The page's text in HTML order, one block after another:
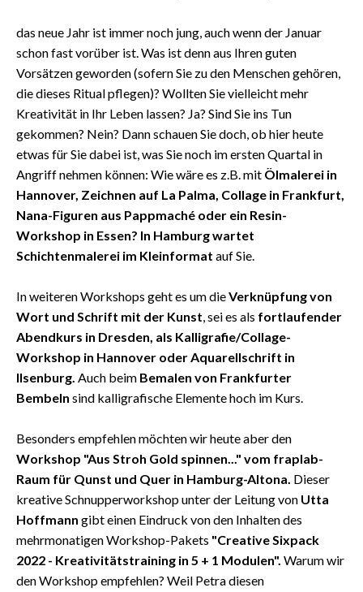
das neue Jahr ist immer noch jung, auch wenn der Januar
schon fast vorüber ist. Was ist denn aus Ihren guten
Vorsätzen geworden (sofern Sie zu den Menschen gehören,
die dieses Ritual pflegen)? Wollten Sie vielleicht mehr
Kreativität in Ihr Leben lassen? Ja? Sind Sie ins Tun
gekommen? Nein? Dann schauen Sie doch, ob hier heute
etwas für Sie dabei ist, was Sie noch im ersten Quartal in
Angriff nehmen können: Wie wäre es z.B. mit Ölmalerei in
Hannover, Zeichnen auf La Palma, Collage in Frankfurt,
Nana-Figuren aus Pappmaché oder ein Resin-
Workshop in Essen? In Hamburg wartet
Schichtenmalerei im Kleinformat auf Sie.
In weiteren Workshops geht es um dieVerknüpfung von
Wort und Schrift mit der Kunst, sei es als fortlaufender
Abendkurs in Dresden, als Kalligrafie/Collage-
Workshop in Hannover oder Aquarellschrift in
Ilsenburg. Auch beim Bemalen von Frankfurter
Bembeln sind kalligrafische Elemente hoch im Kurs.
Besonders empfehlen möchten wir heute aber den
Workshop "Aus Stroh Gold spinnen..." vom fraplab-
Raum für Qunst und Quer in Hamburg-Altona. Dieser
kreative Schnupperworkshop unter der Leitung von Utta
Hoffmann gibt einen Eindruck von den Inhalten des
mehrmonatigen Workshop-Pakets "Creative Sixpack
2022 - Kreativitätstraining in 5 + 1 Modulen". Warum wir
den Workshop empfehlen? Weil Petra diesen